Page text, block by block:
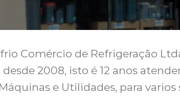
Comércio de Refrigeração
2008, isto é 12 anos
e Utilidades, para